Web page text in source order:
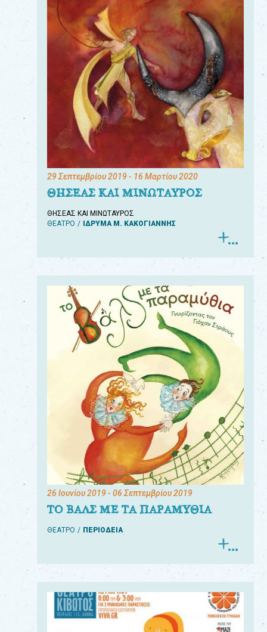
29 Σεπτεμβρίου 2019- 16 Μαρτίου 2020
ΘΗΣΕΑΣ ΚΑΙ ΜΙΝΩΤΑΥΡΟΣ
ΘΗΣΕΑΣ ΚΑΙ ΜΙΝΩΤΑΥΡΟΣ
ΘΕΑΤΡΟ
ΙΔΡΥΜΑ Μ. ΚΑΚΟΓΙΑΝΝΗΣ
26 Ιουνίου 2019- 06 Σεπτεμβρίου 2019
ΤΟ ΒΑΛΣ ΜΕ ΤΑ ΠΑΡΑΜΥΘΙΑ
ΘΕΑΤΡΟ ΠΕΡΙΟΔΕΙΑ